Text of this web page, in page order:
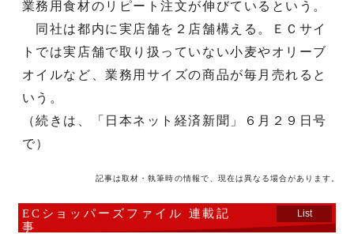
業務用食材のリピート注文が伸びているという。
同社は都内に実店舗を２店舗構える。ＥＣサイ
トでは実店舗で取り扱っていない小麦やオリーブ
オイルなど、業務用サイズの商品が毎月売れると
いう。
（続きは、「日本ネット経済新聞」６月２９日号
で）
記事は取材・執筆時の情報で、現在は異なる場合があります。
ECショッパーズファイル 連載記
事
List